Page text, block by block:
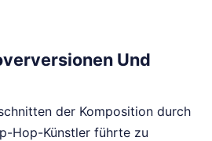
Und
der Komposition durch
Hop-Künstler führte zu